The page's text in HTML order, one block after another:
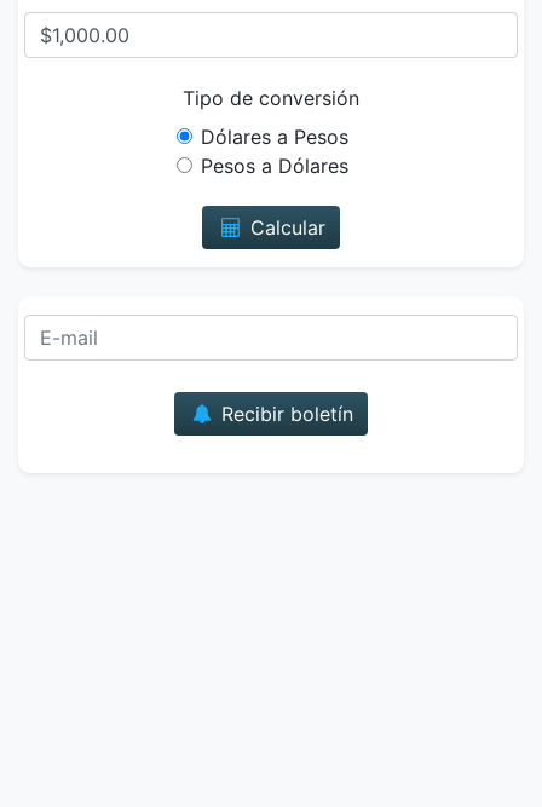
Tipo de conversión
Dólares a Pesos
Pesos a Dólares
Calcular
Recibir boletín